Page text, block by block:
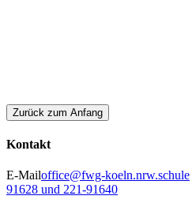
Zurück zum Anfang
Kontakt
E-Mailoffice@fwg-koeln.nrw.schule
91628 und 221-91640